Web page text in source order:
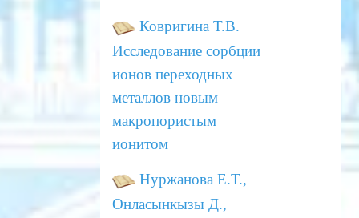
Ковригина Т.В.
Исследование сорбции
ионов переходных
металлов новым
макропористым
ионитом
Нуржанова Е.Т.,
Онласынкызы Д.,